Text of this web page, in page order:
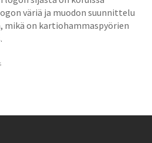
väriä ja muodon suunnittelu
on kartiohammaspyörien